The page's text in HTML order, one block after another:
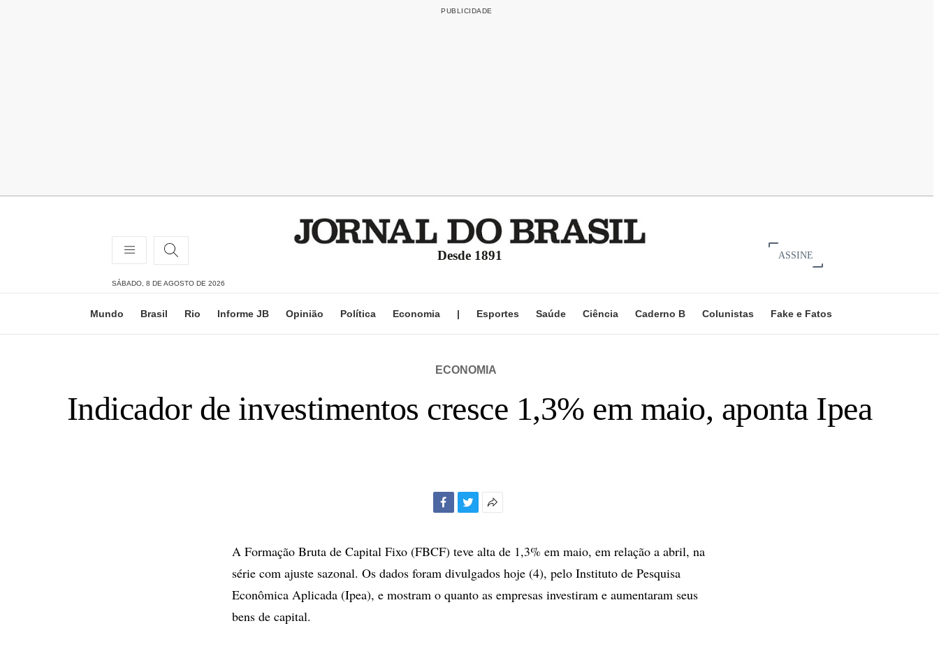
Desde 1891 ASSINE
SÁBADO, 8 DE AGOSTO DE 2026
Mundo Brasil Rio Informe JB Opinião Política Economia | Esportes Saúde Ciência Caderno B Colunistas Fake e Fatos
ECONOMIA
Indicador de investimentos cresce 1,3% em maio, aponta Ipea
compartilhamento
A Formação Bruta de Capital Fixo (FBCF) teve alta de 1,3% em maio, em relação a abril, na
série com ajuste sazonal. Os dados foram divulgados hoje (4), pelo Instituto de Pesquisa
Econômica Aplicada (Ipea), e mostram o quanto as empresas investiram e aumentaram seus
bens de capital.